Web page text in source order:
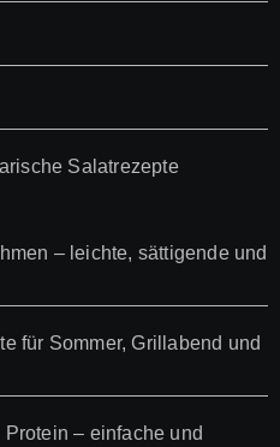
Salatrezepte
– leichte, sättigende und
für Sommer, Grillabend und
– einfache und